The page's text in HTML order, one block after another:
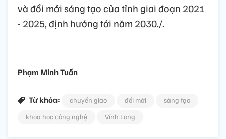
và đổi mới sáng tạo của tỉnh giai đoạn 2021
- 2025, định hướng tới năm 2030./.
Phạm Minh Tuấn
Từ khóa: chuyển giao đổi mới
sáng tạo
khoa học công nghệ
Vĩnh Long